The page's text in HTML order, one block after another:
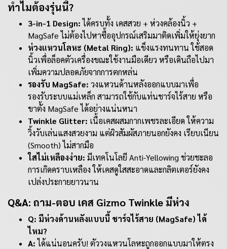
ทำไมต้องรุ่นนี้?
3-in-1 Design:ได้ครบทั้ง เคสสวย + ห่วงคล้องนิ้ว +
MagSafe ไม่ต้องไปหาซื้ออุปกรณ์เสริมมาติดเพิ่มให้ยุ่งยาก
ห่วงแหวนโลหะ (Metal Ring): แข็งแรงทนทาน ใช้สอด
นิ้วเพื่อล็อคตัวเครื่องขณะใช้งานมือเดียว หรือเดินถือไปมา
เพิ่มความปลอดภัยจากการตกหล่น
รองรับ MagSafe: วงแหวนด้านหลังออกแบบมาเพื่อ
รองรับระบบแม่เหล็ก สามารถใช้กับแท่นชาร์จไร้สาย หรือ
ขาตั้ง MagSafe ได้อย่างแน่นหนา
Twinkle Glitter: เนื้อเคสผสมกากเพชรละเอียด ให้ความ
วิ้งวับเล่นแสงสวยงาม แต่ผิวสัมผัสภายนอกยังคง เรียบเนียน
(Smooth) ไม่สากมือ
ใสไม่เหลืองง่าย: มีเทคโนโลยี Anti-Yellowing ช่วยชะลอ
การเกิดคราบเหลือง ให้เคสดูใสสะอาดและกลิตเตอร์ยังคง
เปล่งประกายยาวนาน
Q&A: ถาม-ตอบ เคส Gizmo Twinkle มีห่วง
Q: มีห่วงด้านหลังแบบนี้ ชาร์จไร้สาย (MagSafe) ได้
ไหม?
A:ได้แน่นอนครับ! ตัววงแหวนโลหะถูกออกแบบมาให้ตรง